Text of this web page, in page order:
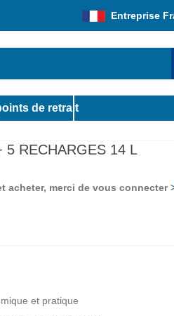
Entreprise
de retrait
5 RECHARGES 14 L
acheter, merci de vous connecter
et pratique